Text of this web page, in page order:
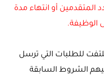
أو انتهاء مدة
الوظيفة.
للطلبات التي ترسل
الشروط السابقة